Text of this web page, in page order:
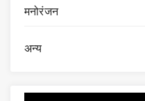
मनोरंजन
अन्य